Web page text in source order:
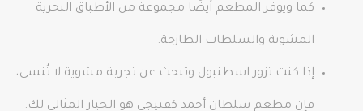
كما ويوفر المطعم أيضًا مجموعة من الأطباق البحرية
المشوية والسلطات الطازجة.
إذا كنت تزور اسطنبول وتبحث عن تجربة مشوية لا تُنسى،
فإن مطعم سلطان أحمد كفتيجي هو الخيار المثالي لك.